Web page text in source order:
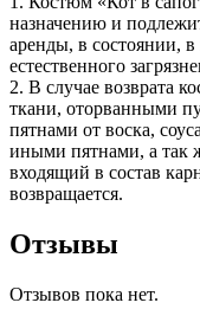
назначению и
аренды, в состоянии,
естественного
2. В случае возврата
ткани, оторванными
пятнами от воска,
иными пятнами, а так
входящий в состав
возвращается.
Отзывы
Отзывов пока нет.